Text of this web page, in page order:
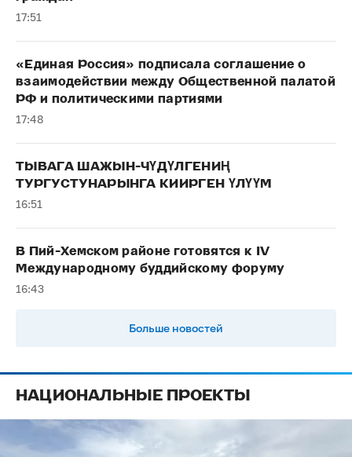
17:51
«Единая Россия» подписала соглашение о
взаимодействии между Общественной палатой
РФ и политическими партиями
17:48
ТЫВАГА ШАЖЫН-ЧҮДҮЛГЕНИҢ
ТУРГУСТУНАРЫНГА КИИРГЕН ҮЛҮҮМ
16:51
В Пий-Хемском районе готовятся к IV
Международному буддийскому форуму
16:43
Больше новостей
НАЦИОНАЛЬНЫЕ ПРОЕКТЫ